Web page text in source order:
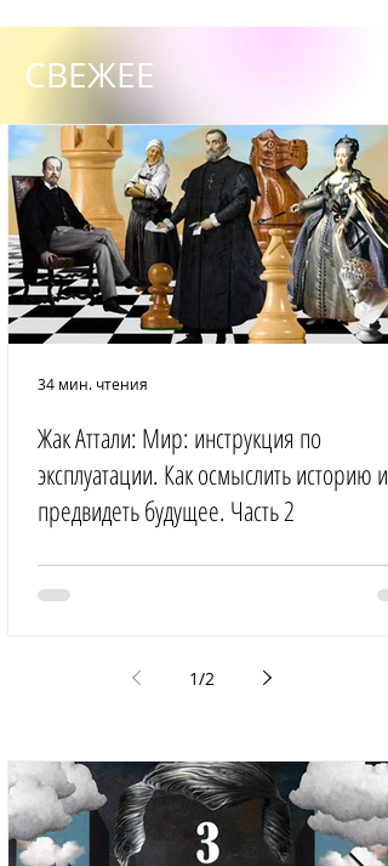
СВЕЖЕЕ
Жак Аттали: Мир: инструкция по
эксплуатации. Как осмыслить историю и
предвидеть будущее. Часть 2
34 мин. чтения
1/2